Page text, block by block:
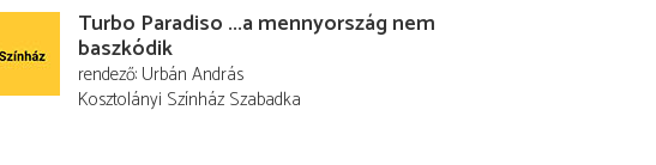
Turbo Paradiso ...a mennyország nem
baszkódik
rendező Urbán András
Kosztolányi Színház Szabadka